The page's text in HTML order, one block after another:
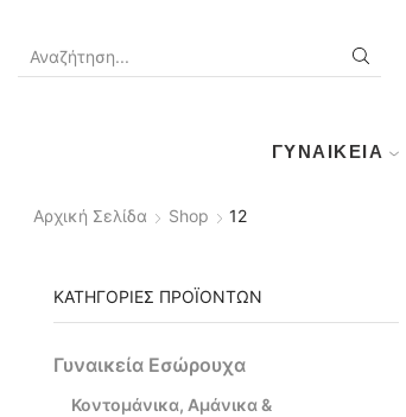
ΓΥΝΑΙΚΕΊΑ
Αρχική Σελίδα Shop 12
ΚΑΤΗΓΟΡΊΕΣ ΠΡΟΪΌΝΤΩΝ
Γυναικεία Εσώρουχα
Κοντομάνικα, Αμάνικα &